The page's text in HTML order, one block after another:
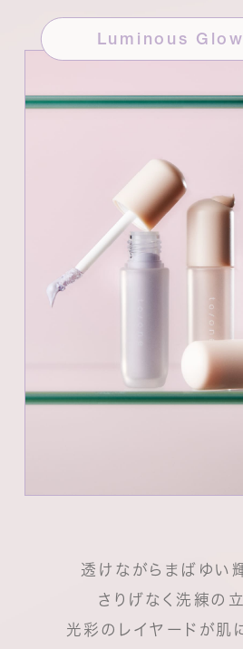
Luminous
透けながらまばゆい
さりげなく洗練の
光彩のレイヤードが肌